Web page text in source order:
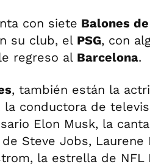
con siete Balones
su club, el PSG, con
regreso al Barcelona.
, también están la
la conductora de
Elon Musk, la
Steve Jobs, Laurene
la estrella de NFL